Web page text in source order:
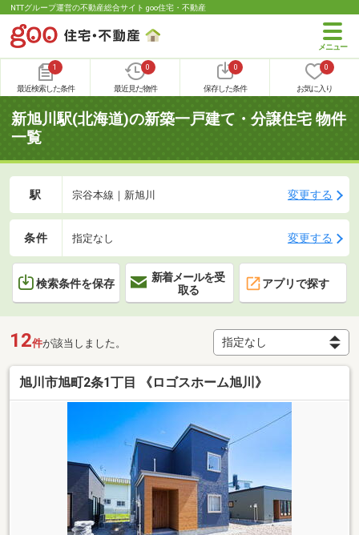
NTTグループ運営の不動産総合サイト goo住宅・不動産
1
最近検索した条件
0
最近見た物件
0
保存した条件
0
お気に入り
新旭川駅(北海道)の新築一戸建て・分譲住宅 物件
一覧
駅 宗谷本線｜新旭川 変更する
条件 指定なし 変更する
検索条件を保存
新着メールを受
取る
アプリで探す
12件が該当しました。
旭川市旭町2条1丁目 《ロゴスホーム旭川》